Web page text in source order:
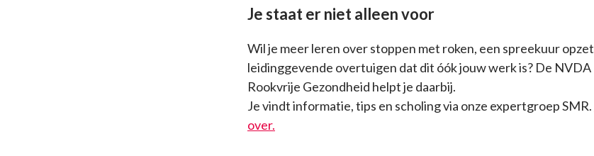
Je staat er niet alleen voor
Wil je meer leren over stoppen met roken, een spreekuur
leidinggevende overtuigen dat dit óók jouw werk is? De
Rookvrije Gezondheid helpt je daarbij.
Je vindt informatie, tips en scholing via onze expertgroep SMR.
over.